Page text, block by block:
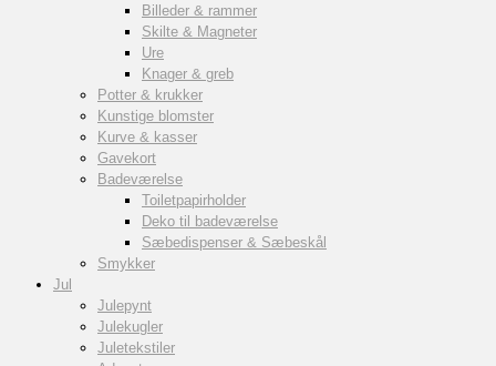
Billeder & rammer
Skilte & Magneter
Ure
Knager & greb
Potter & krukker
Kunstige blomster
Kurve & kasser
Gavekort
Badeværelse
Toiletpapirholder
Deko til badeværelse
Sæbedispenser & Sæbeskål
Smykker
Jul
Julepynt
Julekugler
Juletekstiler